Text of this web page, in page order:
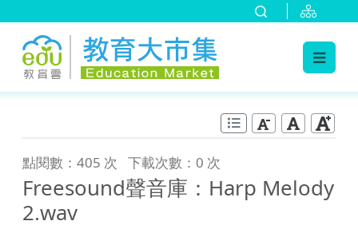
點閱數：405 次 下載次數：0 次
Freesound聲音庫：Harp Melody
2.wav